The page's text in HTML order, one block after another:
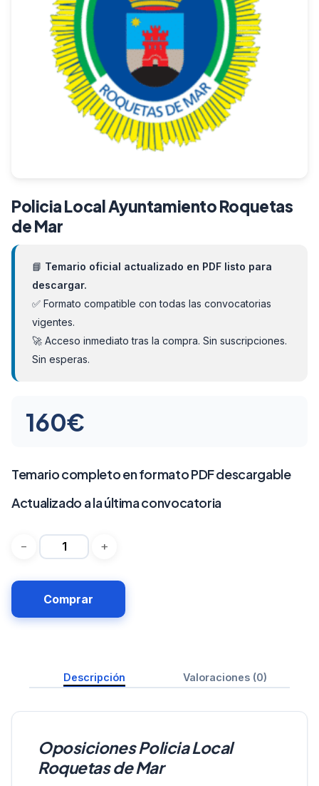
Policia Local Ayuntamiento Roquetas
de Mar
📘 Temario oficial actualizado en PDF listo para
descargar.
✅ Formato compatible con todas las convocatorias
vigentes.
🚀 Acceso inmediato tras la compra. Sin suscripciones.
Sin esperas.
160€
Temario completo en formato PDF descargable
Actualizado a la última convocatoria
Comprar
Descripción Valoraciones (0)
Oposiciones Policia Local
Roquetas de Mar